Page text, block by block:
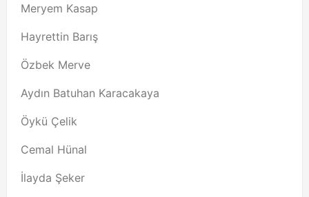
Meryem Kasap
Hayrettin Barış
Özbek Merve
Aydın Batuhan Karacakaya
Öykü Çelik
Cemal Hünal
İlayda Şeker